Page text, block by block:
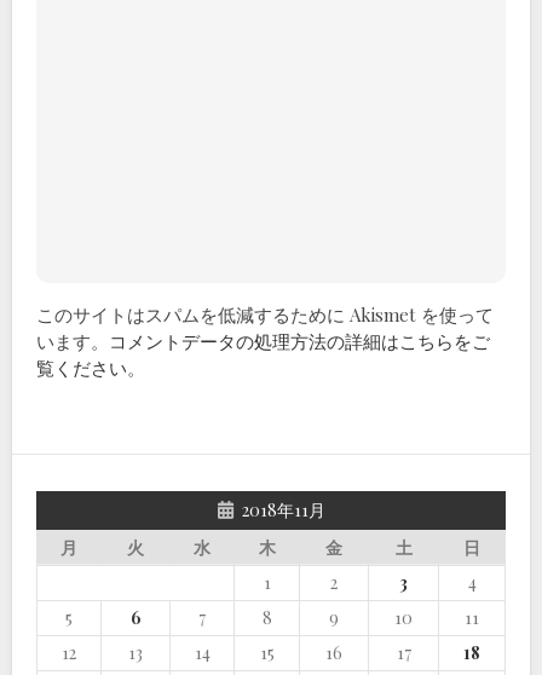
このサイトはスパムを低減するために Akismet を使って
います。 コメントデータの処理方法の詳細はこちらをご
覧ください。
2018年11月
月
火 水 木 金 土
日
1
2 3
4
5
6 7 8 9 10
11
12
13 14 15 16 17
18